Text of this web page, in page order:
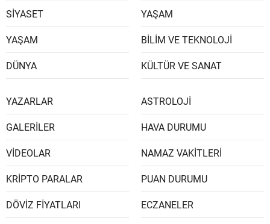
SİYASET
YAŞAM
DÜNYA
YAŞAM
BİLİM VE TEKNOLOJİ
KÜLTÜR VE SANAT
YAZARLAR
GALERİLER
VİDEOLAR
KRİPTO PARALAR
DÖVİZ FİYATLARI
ASTROLOJİ
HAVA DURUMU
NAMAZ VAKİTLERİ
PUAN DURUMU
ECZANELER